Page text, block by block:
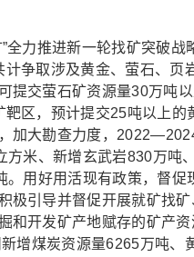
力推进新一轮找矿突破战
争取涉及黄金、萤石、页
提交萤石矿资源量30万吨
区，预计提交25吨以上的
加大勘查力度，
方米、新增玄武岩830万吨
。用好用活现有政策，督促
极引导并督促开展就矿找
和开发矿产地赋存的矿产资
增煤炭资源量6265万吨、